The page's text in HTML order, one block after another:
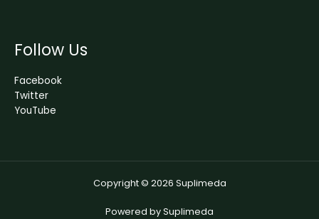
Follow Us
Facebook
Twitter
YouTube
Copyright © 2026 Suplimeda
Powered by Suplimeda